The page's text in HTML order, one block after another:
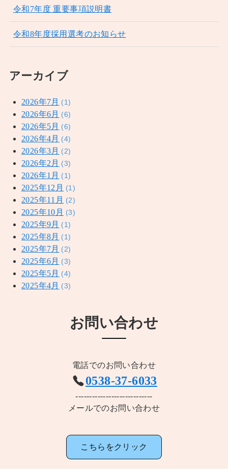
令和7年度 重要事項説明書
令和8年度採用選考のお知らせ
アーカイブ
2026年7月 (1)
2026年6月 (6)
2026年5月 (6)
2026年4月 (4)
2026年3月 (2)
2026年2月 (3)
2026年1月 (1)
2025年12月 (1)
2025年11月 (2)
2025年10月 (3)
2025年9月 (1)
2025年8月 (1)
2025年7月 (2)
2025年6月 (3)
2025年5月 (4)
2025年4月 (3)
お問い合わせ
電話でのお問い合わせ
0538-37-6033
----------------------------
メールでのお問い合わせ
こちらをクリック